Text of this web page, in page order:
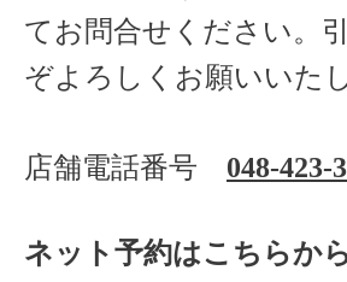
てお問合せください。
ぞよろしくお願いいた
店舗電話番号 048-423-
ネット予約はこちらか